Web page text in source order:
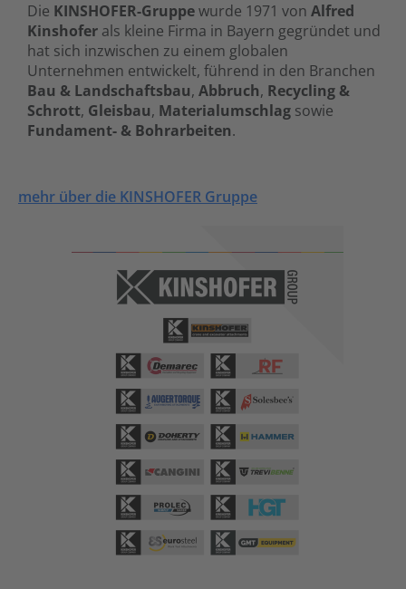
Die KINSHOFER-Gruppewurde 1971 von Alfred
Kinshofer als kleine Firma in Bayern gegründet und
hat sich inzwischen zu einem globalen
Unternehmen entwickelt, führend in den Branchen
Bau & Landschaftsbau, Abbruch, Recycling &
Schrott, Gleisbau, Materialumschlag sowie
Fundament- & Bohrarbeiten.
mehr über die KINSHOFER Gruppe